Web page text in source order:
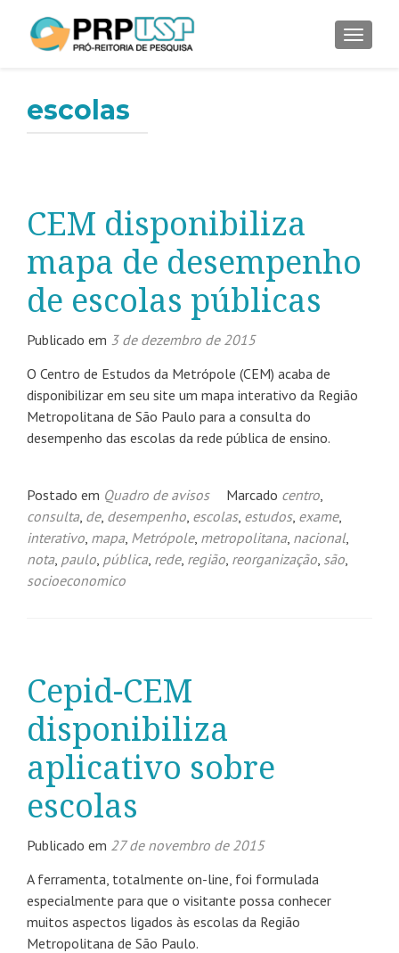
escolas
CEM disponibiliza
mapa de desempenho
de escolas públicas
Publicado em 3 de dezembro de 2015
O Centro de Estudos da Metrópole (CEM) acaba de
disponibilizar em seu site um mapa interativo da Região
Metropolitana de São Paulo para a consulta do
desempenho das escolas da rede pública de ensino.
Postado em Quadro de avisos Marcado centro,
consulta, de, desempenho, escolas, estudos, exame,
interativo, mapa, Metrópole, metropolitana, nacional,
nota, paulo, pública, rede, região, reorganização, são,
socioeconomico
Cepid-CEM
disponibiliza
aplicativo sobre
escolas
Publicado em 27 de novembro de 2015
A ferramenta, totalmente on-line, foi formulada
especialmente para que o visitante possa conhecer
muitos aspectos ligados às escolas da Região
Metropolitana de São Paulo.